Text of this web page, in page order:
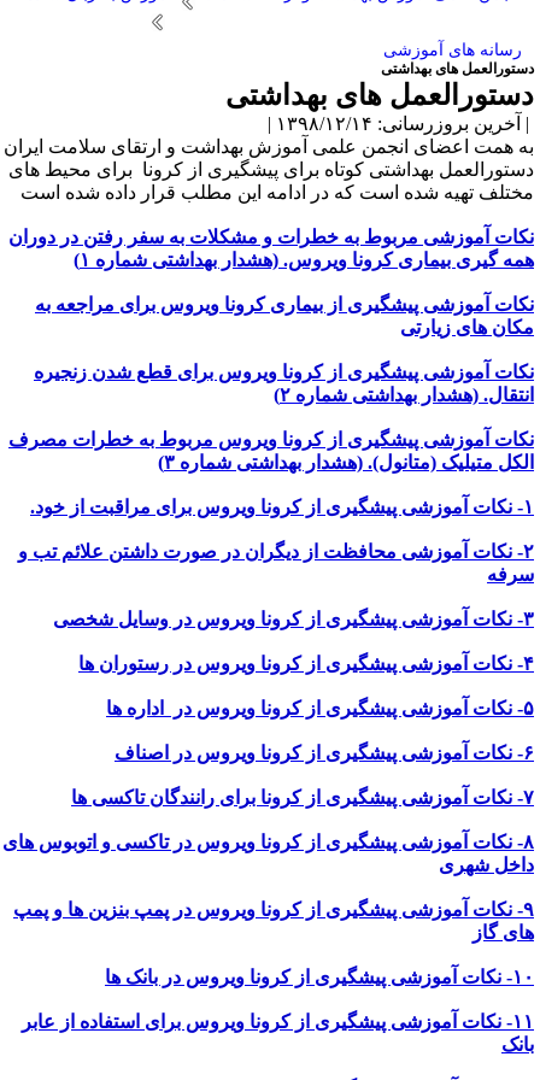
رسانه های آموزشی
های بهداشتی
های بهداشتی
بروزرسانی: ۱۳۹۸/۱۲/۱۴ |
همت اعضای انجمن علمی آموزش بهداشت و ارتقای سلامت ایران
بهداشتی کوتاه برای پیشگیری از کرونا برای محیط های
تهیه شده است که در ادامه این مطلب قرار داده شده است
آموزشی مربوط به خطرات و مشکلات به سفر رفتن در دوران
گیری بیماری کرونا ویروس.(هشدار بهداشتی شماره ۱)
آموزشی پیشگیری از بیماری کرونا ویروس برای مراجعه به
های زیارتی
آموزشی پیشگیری از کرونا ویروس برای قطع شدن زنجیره
(هشدار بهداشتی شماره ۲)
آموزشی پیشگیری از کرونا ویروس مربوط به خطرات مصرف
متیلیک (متانول).(هشدار بهداشتی شماره ۳)
۲- نکات آموزشی محافظت از دیگران در صورت داشتن علائم تب و
۸- نکات آموزشی پیشگیری از کرونا ویروس در تاکسی و اتوبوس های
شهری
۹- نکات آموزشی پیشگیری از کرونا ویروس در پمپ بنزین ها و پمپ
گاز
از کرونا ویروس در بانک ها
۱۱- نکات آموزشی پیشگیری از کرونا ویروس برای استفاده از عابر